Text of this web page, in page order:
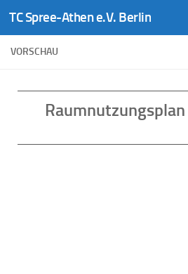
Zum Inhalt springen
TC Spree-Athen e.V. Berlin
VORSCHAU
Raumnutzungsplan